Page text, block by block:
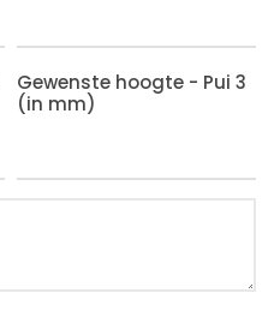
Gewenste hoogte - Pui 3
(in mm)